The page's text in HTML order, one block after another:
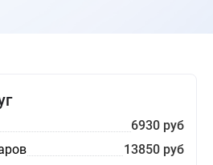
6930 руб
13850 руб